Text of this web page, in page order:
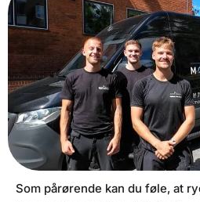
Som pårørende kan du føle, at